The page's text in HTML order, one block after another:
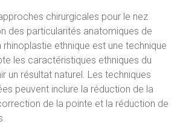
chirurgicales pour le nez
des particularités anatomiques de
ethnique est une technique
les caractéristiques ethniques du
un résultat naturel. Les techniques
peuvent inclure la réduction de la
de la pointe et la réduction de